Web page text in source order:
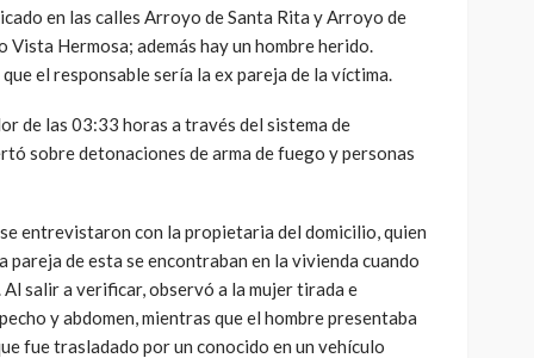
en las calles Arroyo de Santa Rita y Arroyo de
Hermosa; además hay un hombre herido.
el responsable sería la ex pareja de la víctima.
de las 03:33 horas a través del sistema de
sobre detonaciones de arma de fuego y personas
entrevistaron con la propietaria del domicilio, quien
pareja de esta se encontraban en la vivienda cuando
salir a verificar, observó a la mujer tirada e
y abdomen, mientras que el hombre presentaba
fue trasladado por un conocido en un vehículo